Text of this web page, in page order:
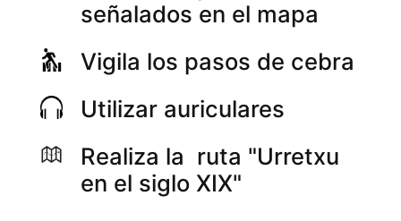
señalados en el mapa
Vigila los pasos de cebra
Utilizar auriculares
Realiza la ruta "Urretxu
en el siglo XIX"